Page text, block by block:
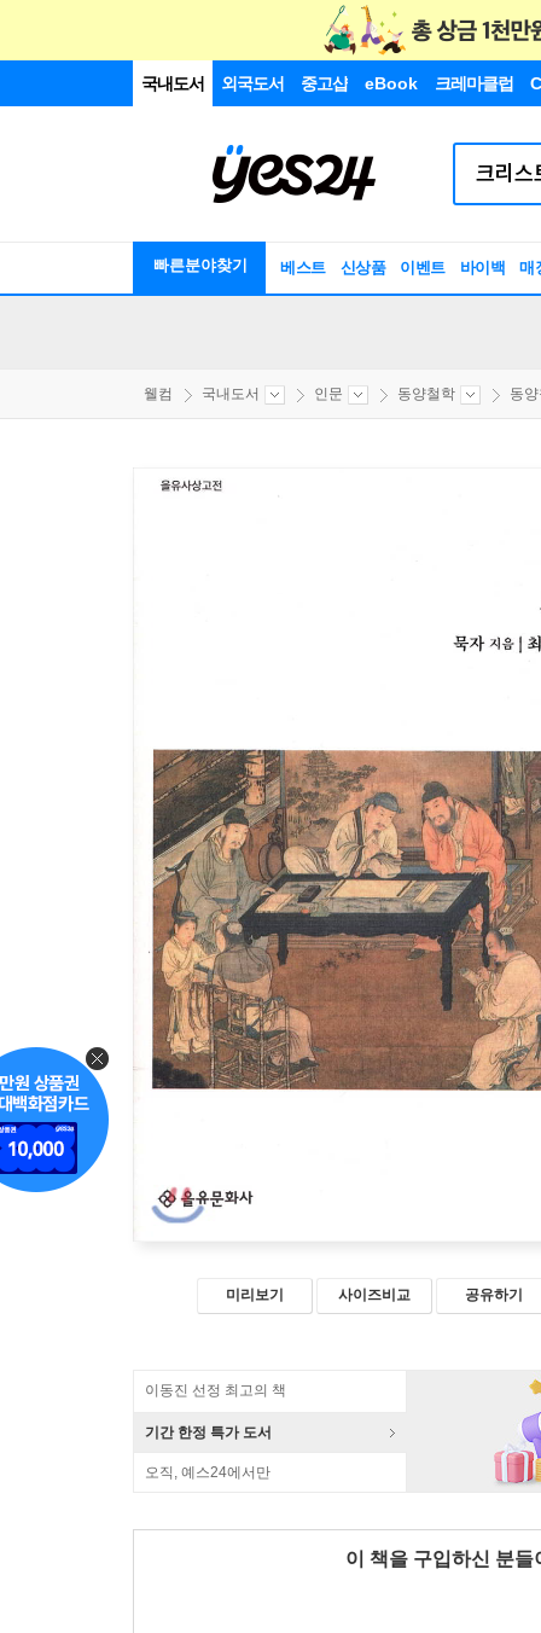
국내도서 외국도서 중고샵 eBook 크레마클럽
빠른분야찾기 베스트 신상품 이벤트 바이백 매
웰컴 국내도서 인문 동양철학 동
미리보기 사이즈비교 공유하기
이동진 선정 최고의 책
기간 한정 특가 도서
오직, 예스24에서만
이 책을 구입하신 분